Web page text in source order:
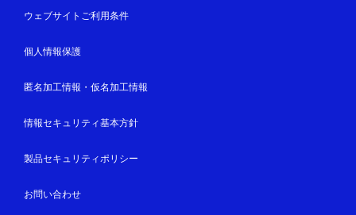
ウェブサイトご利用条件
個人情報保護
匿名加工情報・仮名加工情報
情報セキュリティ基本方針
製品セキュリティポリシー
お問い合わせ